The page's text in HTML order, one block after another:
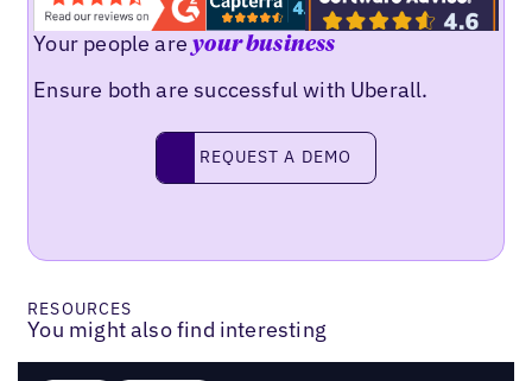
Your people areyour business
Ensure both are successful with Uberall.
Request a demo
REQUEST A DEMO
RESOURCES
You might also find interesting